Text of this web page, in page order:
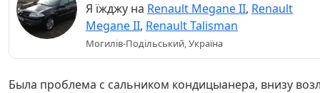
Я їжджу на Renault Megane II, Renault
Megane II, Renault Talisman
Могилів-Подільський, Україна
Была проблема с сальником кондицыанера, внизу